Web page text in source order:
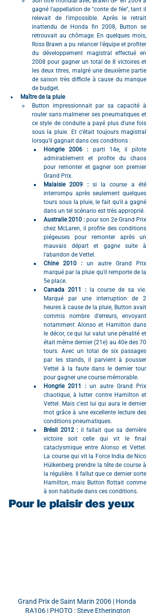
gagné l'appellation de "conte de fée", tant il
relevait de l'impossible. Après le retrait
inattendu de Honda fin 2008, Button se
retrouvait au chômage. En quelques mois,
Ross Brawn a pu relancer l'équipe et profiter
du développement magistral effectué en
2008 pour gagner un total de 8 victoires et
les deux titres, malgré une deuxième partie
de saison très difficile à cause du manque
de budget.
Maître de la pluie
Button impressionnait par sa capacité à
rouler sans malmener ses pneumatiques et
ce style de conduite a payé plus d'une fois
sous la pluie. Et c'était toujours magistral
lorsqu'il gagnait dans ces conditions :
Hongrie 2006 : parti 14e, il pilote
admirablement et profite du chaos
pour remonter et gagner son premier
Grand Prix.
Malaisie 2009 : si la course a été
interrompu après seulement quelques
tours sous la pluie, le fait qu'il a gagné
dans un tel scénario est très approprié.
Australie 2010 : pour son 2e Grand Prix
chez McLaren, il profite des conditions
piégeuses pour remonter après un
mauvais départ et gagne suite à
l'abandon de Vettel.
Chine 2010 : un autre Grand Prix
marqué par la pluie qu'il remporte de la
5e place.
Canada 2011 : la course de sa vie.
Marqué par une interruption de 2
heures à cause de la pluie, Button avait
commis nombre d'erreurs, envoyant
notamment Alonso et Hamilton dans
le décor, ce qui lui valut une pénalité et
était même dernier (21e) au 40e des 70
tours. Avec un total de six passages
par les stands, il parvient à pousser
Vettel à la faute dans le dernier tour
pour gagner une course mémorable.
Hongrie 2011 : un autre Grand Prix
chaotique, à lutter contre Hamilton et
Vettel. Mais c'est lui qui aura le dernier
mot grâce à une excellente lecture des
conditions pneumatiques.
Brésil 2012 : il fallait que sa dernière
victoire soit celle qui vit le final
cataclysmique entre Alonso et Vettel.
La course qui vit la Force India de Nico
Hülkenberg prendre la tête de course à
la régulière. Il fallut que ce dernier sorte
Hamilton, mais Button flottait comme
à son habitude dans ces conditions.
Pour le plaisir des yeux
Grand Prix de Saint Marin 2006 | Honda
RA106 | PHOTO : Steve Etherington